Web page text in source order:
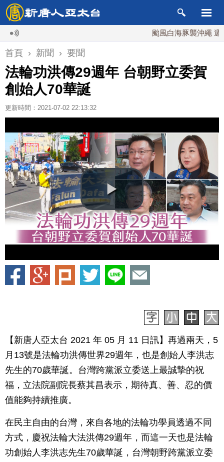
颱風白海豚襲沖繩 週末最
首頁 › 新聞 › 要聞
法輪功洪傳29週年 台朝野立委賀
創始人70華誕
更新時間：2021-07-02 22:13:32
【新唐人亞太台 2021 年 05 月 11 日訊】再過兩天，5
月13號是法輪功洪傳世界29週年，也是創始人李洪志
先生的70歲華誕。台灣跨黨派立委送上最誠摯的祝
福，立法院副院長蔡其昌表示，期待真、善、忍的價
值能夠持續推廣。
在民主自由的台灣，來自各地的法輪功學員透過不同
方式，慶祝法輪大法洪傳29週年，而這一天也是法輪
功創始人李洪志先生70歲華誕，台灣朝野跨黨派立委